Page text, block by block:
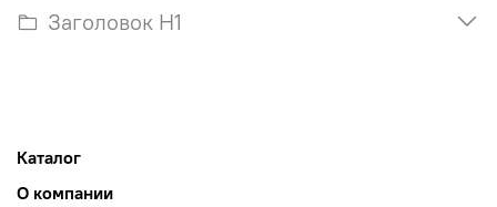
Заголовок H1
Каталог
О компании